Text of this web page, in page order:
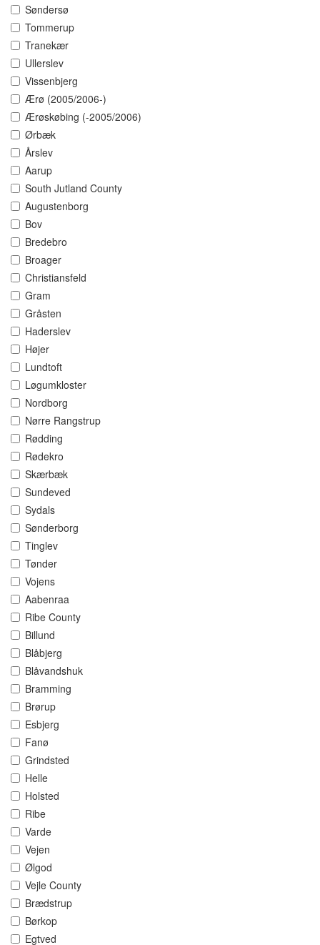
Søndersø
Tommerup
Tranekær
Ullerslev
Vissenbjerg
Ærø (2005/2006-)
Ærøskøbing (-2005/2006)
Ørbæk
Årslev
Aarup
South Jutland County
Augustenborg
Bov
Bredebro
Broager
Christiansfeld
Gram
Gråsten
Haderslev
Højer
Lundtoft
Løgumkloster
Nordborg
Nørre Rangstrup
Rødding
Rødekro
Skærbæk
Sundeved
Sydals
Sønderborg
Tinglev
Tønder
Vojens
Aabenraa
Ribe County
Billund
Blåbjerg
Blåvandshuk
Bramming
Brørup
Esbjerg
Fanø
Grindsted
Helle
Holsted
Ribe
Varde
Vejen
Ølgod
Vejle County
Brædstrup
Børkop
Egtved